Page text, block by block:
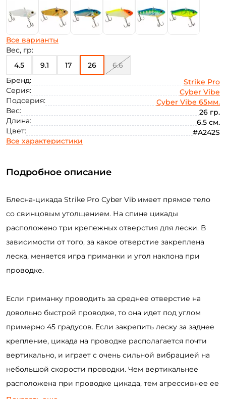
Все варианты
Вес, гр:
4.5
9.1 17 26
6.6
Бренд:
Strike Pro
Серия:
Cyber Vibe
Подсерия:
Cyber Vibe 65мм.
Вес:
26 гр.
Длина:
6.5 см.
Цвет:
#A242S
Все характеристики
Подробное описание
Блесна-цикада Strike Pro Cyber Vib имеет прямое тело
со свинцовым утолщением. На спине цикады
расположено три крепежных отверстия для лески. В
зависимости от того, за какое отверстие закреплена
леска, меняется игра приманки и угол наклона при
проводке.
Если приманку проводить за среднее отверстие на
довольно быстрой проводке, то она идет под углом
примерно 45 градусов. Если закрепить леску за заднее
крепление, цикада на проводке располагается почти
вертикально, и играет с очень сильной вибрацией на
небольшой скорости проводки. Чем вертикальнее
расположена при проводке цикада, тем агрессивнее ее